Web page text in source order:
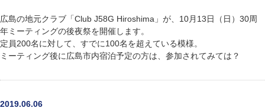
広島の地元クラブ「Club J58G Hiroshima」が、10月13日（日）30周
年ミーティングの後夜祭を開催します。
定員200名に対して、すでに100名を超えている模様。
ミーティング後に広島市内宿泊予定の方は、参加されてみては？
2019.06.06